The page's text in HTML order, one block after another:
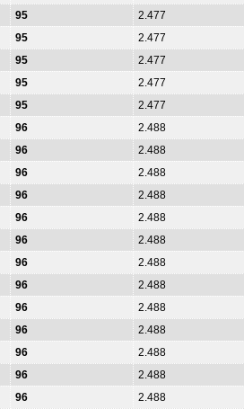
95
2.477
95
2.477
95
2.477
95
2.477
95
2.477
96
2.488
96
2.488
96
2.488
96
2.488
96
2.488
96
2.488
96
2.488
96
2.488
96
2.488
96
2.488
96
2.488
96
2.488
96
2.488